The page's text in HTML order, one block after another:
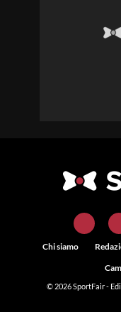
Chi siamo
© 2026SportFair-